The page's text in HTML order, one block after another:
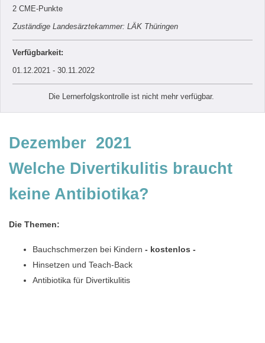
Dezember 2021
Welche Divertikulitis braucht
keine Antibiotika?
Die Themen:
Bauchschmerzen bei Kindern - kostenlos -
Hinsetzen und Teach-Back
Antibiotika für Divertikulitis
2 CME-Punkte
Zuständige Landesärztekammer: LÄK Thüringen
Verfügbarkeit:
01.12.2021 - 30.11.2022
Die Lernerfolgskontrolle ist nicht mehr verfügbar.